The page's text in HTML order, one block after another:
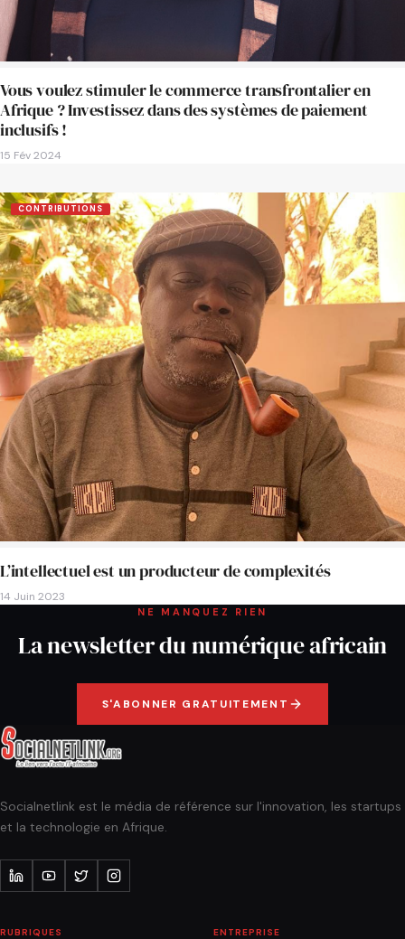
Vous voulez stimuler le commerce transfrontalier en
Afrique ? Investissez dans des systèmes de paiement
inclusifs !
15 Fév 2024
CONTRIBUTIONS
L’intellectuel est un producteur de complexités
14 Juin 2023
NE MANQUEZ RIEN
La newsletter du numérique africain
S'ABONNER GRATUITEMENT
Socialnetlink est le média de référence sur l'innovation, les startups
et la technologie en Afrique.
RUBRIQUES ENTREPRISE